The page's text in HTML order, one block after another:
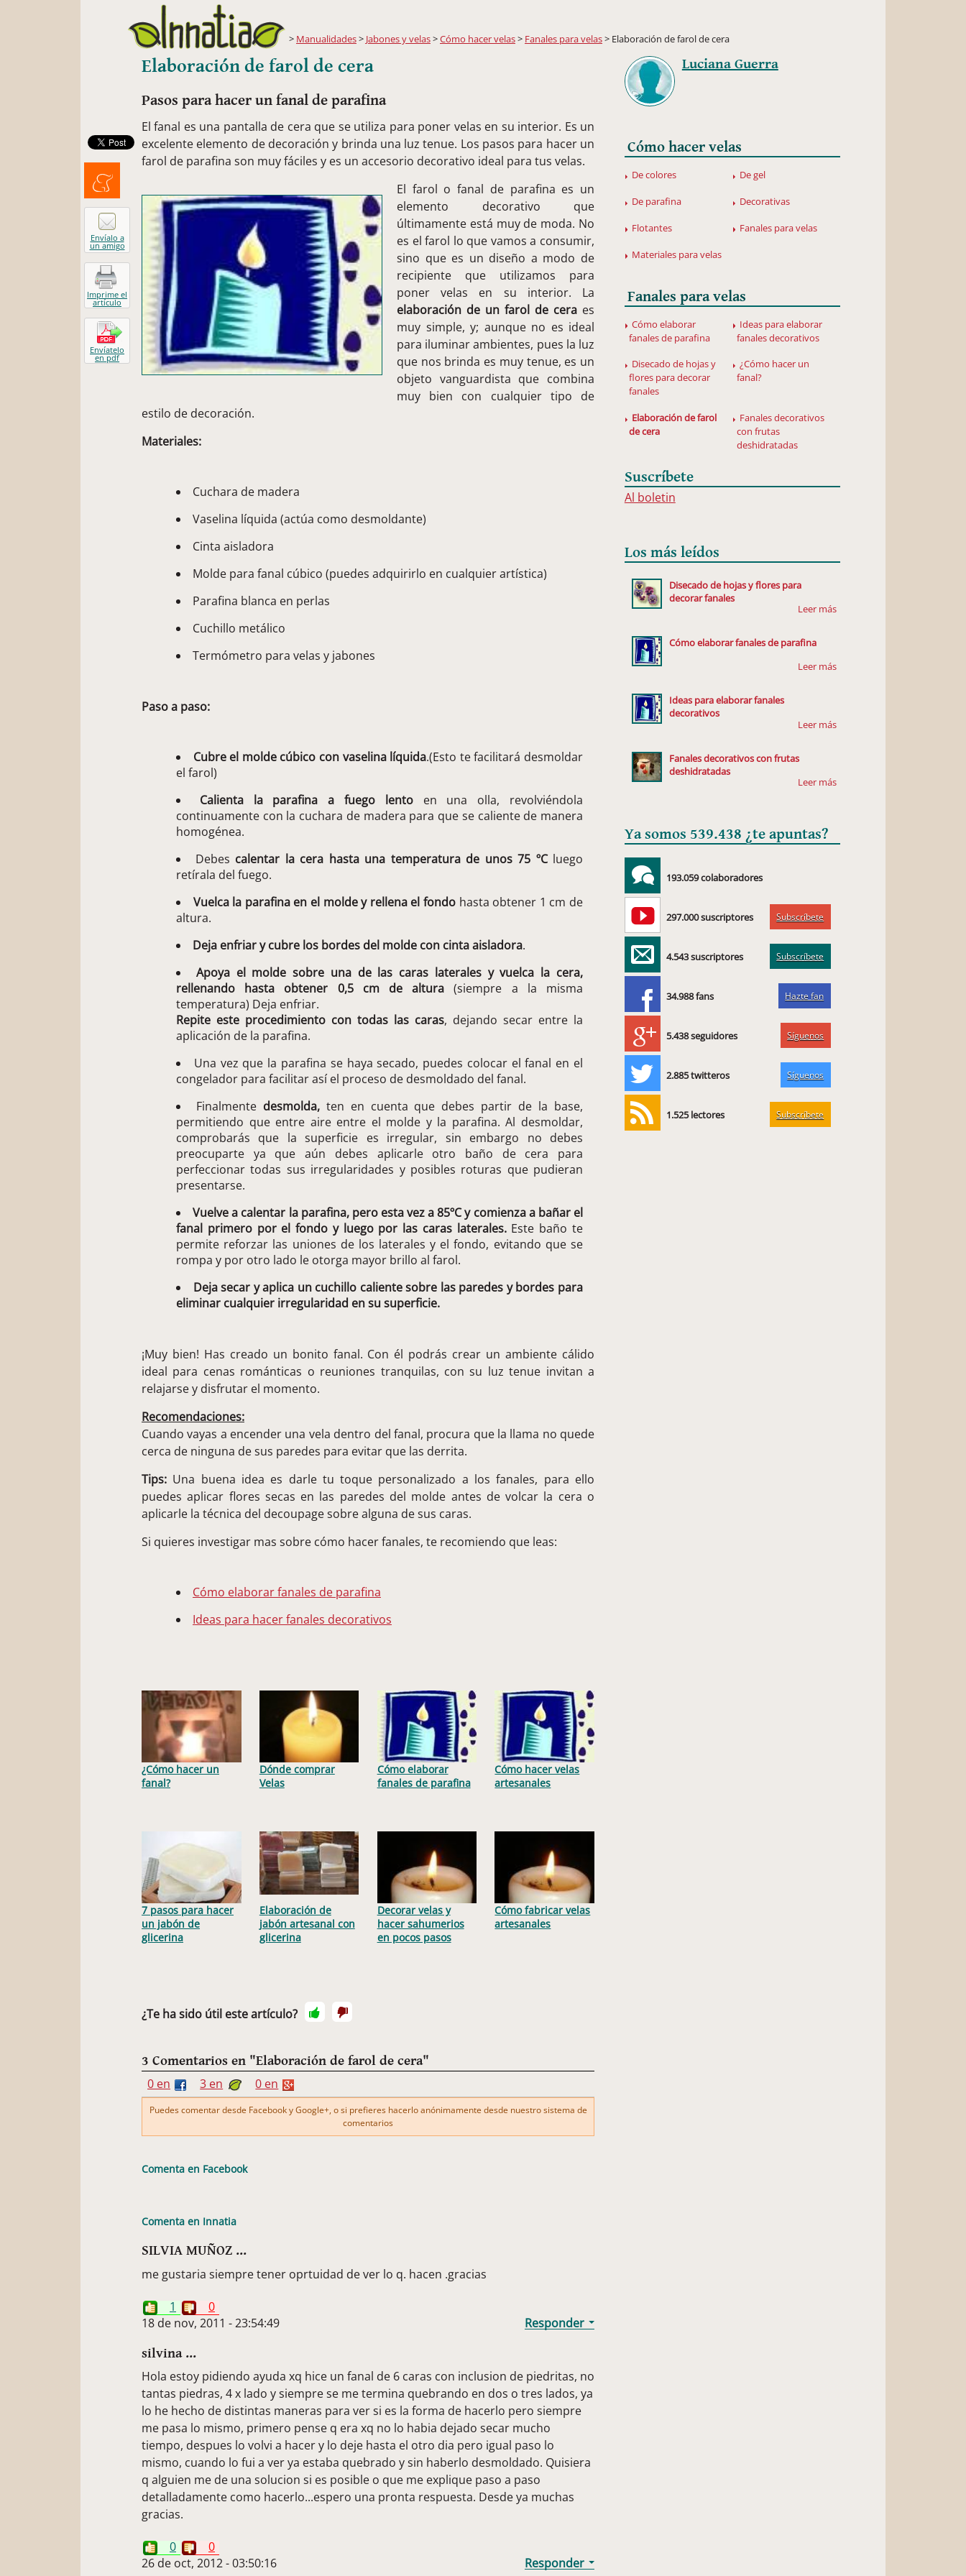
Manualidades> Jabones y velas>Cómo hacer velas> Fanales para velas> Elaboración de farol de cera
Elaboración de farol de cera
Pasos para hacer un fanal de parafina
El fanal es una pantalla de cera que se utiliza para poner velas en su interior. Es un
excelente elemento de decoración y brinda una luz tenue. Los pasos para hacer un
farol de parafina son muy fáciles y es un accesorio decorativo ideal para tus velas.
El farol o fanal de parafina es un
elemento decorativo que
últimamente está muy de moda. No
es el farol lo que vamos a consumir,
sino que es un diseño a modo de
recipiente que utilizamos para
poner velas en su interior. La
elaboración de un farol de cera es
muy simple, y; aunque no es ideal
para iluminar ambientes, pues la luz
que nos brinda es muy tenue, es un
objeto vanguardista que combina
muy bien con cualquier tipo de
estilo de decoración.
Materiales:
Cuchara de madera
Vaselina líquida (actúa como desmoldante)
Cinta aisladora
Molde para fanal cúbico (puedes adquirirlo en cualquier artística)
Parafina blanca en perlas
Cuchillo metálico
Termómetro para velas y jabones
Paso a paso:
Cubre el molde cúbico con vaselina líquida.(Esto te facilitará desmoldar
el farol)
Calienta la parafina a fuego lento en una olla, revolviéndola
continuamente con la cuchara de madera para que se caliente de manera
homogénea.
Debes calentar la cera hasta una temperatura de unos 75 ºC luego
retírala del fuego.
Vuelca la parafina en el molde y rellena el fondo hasta obtener 1 cm de
altura.
Deja enfriar y cubre los bordes del molde con cinta aisladora.
Apoya el molde sobre una de las caras laterales y vuelca la cera,
rellenando hasta obtener 0,5 cm de altura (siempre a la misma
temperatura) Deja enfriar.
Repite este procedimiento con todas las caras, dejando secar entre la
aplicación de la parafina.
Una vez que la parafina se haya secado, puedes colocar el fanal en el
congelador para facilitar así el proceso de desmoldado del fanal.
Finalmente desmolda,ten en cuenta que debes partir de la base,
permitiendo que entre aire entre el molde y la parafina. Al desmoldar,
comprobarás que la superficie es irregular, sin embargo no debes
preocuparte ya que aún debes aplicarle otro baño de cera para
perfeccionar todas sus irregularidades y posibles roturas que pudieran
presentarse.
Vuelve a calentar la parafina, pero esta vez a 85ºC y comienza a bañar el
fanal primero por el fondo y luego por las caras laterales. Este baño te
permite reforzar las uniones de los laterales y el fondo, evitando que se
rompa y por otro lado le otorga mayor brillo al farol.
Deja secar y aplica un cuchillo caliente sobre las paredes y bordes para
eliminar cualquier irregularidad en su superficie.
¡Muy bien! Has creado un bonito fanal. Con él podrás crear un ambiente cálido
ideal para cenas románticas o reuniones tranquilas, con su luz tenue invitan a
relajarse y disfrutar el momento.
Recomendaciones:
Cuando vayas a encender una vela dentro del fanal, procura que la llama no quede
cerca de ninguna de sus paredes para evitar que las derrita.
Tips: Una buena idea es darle tu toque personalizado a los fanales, para ello
puedes aplicar flores secas en las paredes del molde antes de volcar la cera o
aplicarle la técnica del decoupage sobre alguna de sus caras.
Si quieres investigar mas sobre cómo hacer fanales, te recomiendo que leas:
Cómo elaborar fanales de parafina
Ideas para hacer fanales decorativos
¿Cómo hacer un
fanal?
Dónde comprar
Velas
Cómo elaborar
fanales de parafina
Cómo hacer velas
artesanales
7 pasos para hacer
un jabón de
glicerina
Elaboración de
jabón artesanal con
glicerina
Decorar velas y
hacer sahumerios
en pocos pasos
Cómo fabricar velas
artesanales
¿Te ha sido útil este artículo?
3 Comentarios en "Elaboración de farol de cera"
0 en
3 en 0 en
Puedes comentar desde Facebook y Google+, o si prefieres hacerlo anónimamente desde nuestro sistema de
comentarios
Comenta en Facebook
Comenta en Innatia
SILVIA MUÑOZ ...
me gustaria siempre tener oprtuidad de ver lo q. hacen .gracias
1
0
18 de nov, 2011 - 23:54:49
silvina ...
Hola estoy pidiendo ayuda xq hice un fanal de 6 caras con inclusion de piedritas, no
tantas piedras, 4 x lado y siempre se me termina quebrando en dos o tres lados, ya
lo he hecho de distintas maneras para ver si es la forma de hacerlo pero siempre
me pasa lo mismo, primero pense q era xq no lo habia dejado secar mucho
tiempo, despues lo volvi a hacer y lo deje hasta el otro dia pero igual paso lo
mismo, cuando lo fui a ver ya estaba quebrado y sin haberlo desmoldado. Quisiera
q alguien me de una solucion si es posible o que me explique paso a paso
detalladamente como hacerlo...espero una pronta respuesta. Desde ya muchas
gracias.
0
0
26 de oct, 2012 - 03:50:16
Luciana Guerra
Cómo hacer velas
De colores De gel
De parafina Decorativas
Flotantes Fanales para velas
Materiales para velas
Fanales para velas
Cómo elaborar
fanales de parafina
Ideas para elaborar
fanales decorativos
Disecado de hojas y
flores para decorar
fanales
¿Cómo hacer un
fanal?
Elaboración de farol
de cera
Fanales decorativos
con frutas
deshidratadas
Suscríbete
Al boletin
Los más leídos
Disecado de hojas y flores para
decorar fanales
Cómo elaborar fanales de parafina
Ideas para elaborar fanales
decorativos
Fanales decorativos con frutas
deshidratadas
Ya somos 539.438 ¿te apuntas?
193.059 colaboradores
297.000 suscriptores Subscríbete
4.543 suscriptores Subscríbete
34.988 fans Hazte fan
5.438 seguidores Síguenos
2.885 twitteros Síguenos
1.525 lectores Subscríbete
Menéalo
Envíalo a
un amigo
Imprime el
artículo
Envíatelo
en pdf